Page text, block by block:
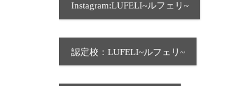
Instagram:LUFELI~ルフェリ~
認定校：LUFELI~ルフェリ~